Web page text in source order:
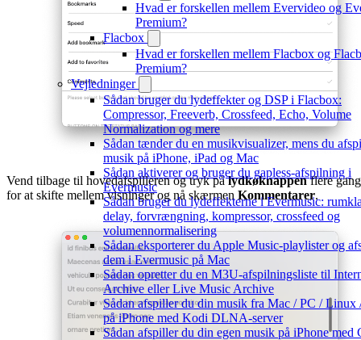
Hvad er forskellen mellem Evervideo og
Premium?
Flacbox
Hvad er forskellen mellem Flacbox og
Premium?
Vejledninger
Sådan bruger du lydeffekter og DSP i Flacbox:
Compressor, Freeverb, Crossfeed, Echo, Volume
Normalization og mere
Sådan tænder du en musikvisualizer, mens du
musik på iPhone, iPad og Mac
Sådan aktiverer og bruger du gapless-afspilning i
Evermusic
Sådan bruger du lydeffekterne i Evermusic:
delay, forvrængning, kompressor, crossfeed og
volumennormalisering
Sådan eksporterer du Apple Music-playlister og
dem i Evermusic på Mac
Sådan opretter du en M3U-afspilningsliste til
Archive eller Live Music Archive
Sådan afspiller du din musik fra Mac / PC /
på iPhone med Kodi DLNA-server
Sådan afspiller du din egen musik på iPhone med
Vend tilbage til hovedafspilleren og tryk pålydkøknappenflere
for at skifte mellem visninger og nå skærmen Kommentarer.